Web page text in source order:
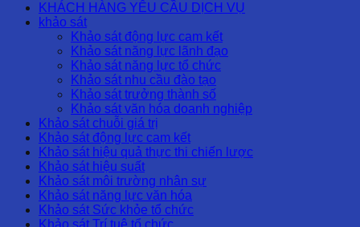
KHÁCH HÀNG YÊU CẦU DỊCH VỤ
khảo sát
Khảo sát động lực cam kết
Khảo sát năng lực lãnh đạo
Khảo sát năng lực tổ chức
Khảo sát nhu cầu đào tạo
Khảo sát trưởng thành số
Khảo sát văn hóa doanh nghiệp
Khảo sát chuỗi giá trị
Khảo sát động lực cam kết
Khảo sát hiệu quả thực thi chiến lược
Khảo sát hiệu suất
Khảo sát môi trường nhân sự
Khảo sát năng lực văn hóa
Khảo sát Sức khỏe tổ chức
Khảo sát Trí tuệ tổ chức